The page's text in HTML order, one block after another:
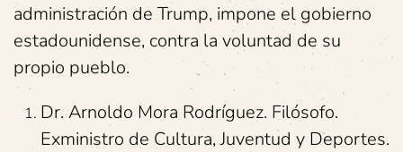
administración de Trump, impone el gobierno
estadounidense, contra la voluntad de su
propio pueblo.
Dr. Arnoldo Mora Rodríguez. Filósofo.
Exministro de Cultura, Juventud y Deportes.